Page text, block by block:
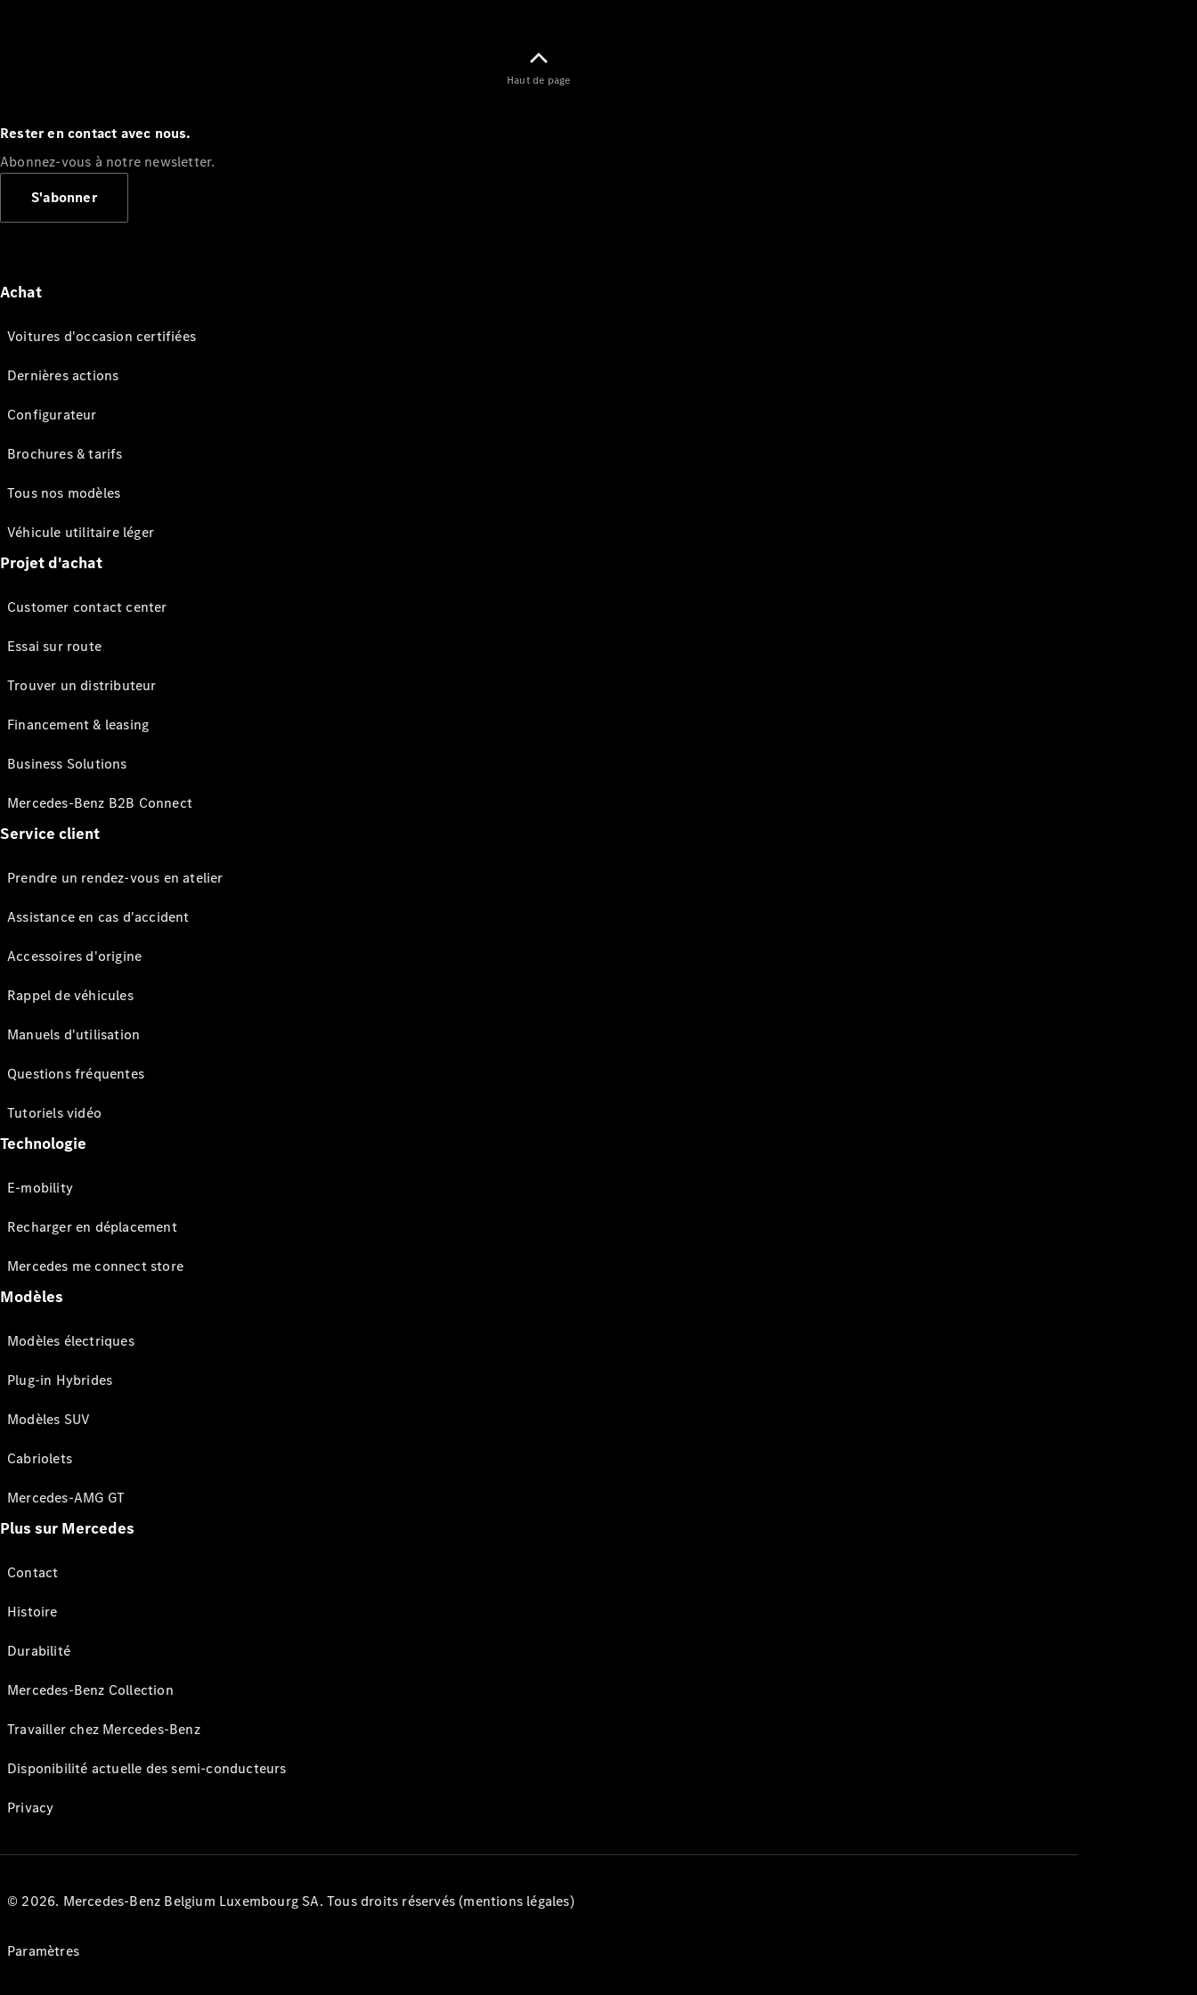
Haut de page
Rester en contact avec nous.
Abonnez-vous à notre newsletter.
S'abonner
Achat
Voitures d'occasion certifiées
Dernières actions
Configurateur
Brochures & tarifs
Tous nos modèles
Véhicule utilitaire léger
Projet d'achat
Customer contact center
Essai sur route
Trouver un distributeur
Financement & leasing
Business Solutions
Mercedes-Benz B2B Connect
Service client
Prendre un rendez-vous en atelier
Assistance en cas d'accident
Accessoires d'origine
Rappel de véhicules
Manuels d'utilisation
Questions fréquentes
Tutoriels vidéo
Technologie
E-mobility
Recharger en déplacement
Mercedes me connect store
Modèles
Modèles électriques
Plug-in Hybrides
Modèles SUV
Cabriolets
Mercedes-AMG GT
Plus sur Mercedes
Contact
Histoire
Durabilité
Mercedes-Benz Collection
Travailler chez Mercedes-Benz
Disponibilité actuelle des semi-conducteurs
Privacy
© 2026. Mercedes-Benz Belgium Luxembourg SA. Tous droits réservés (mentions légales)
Paramètres